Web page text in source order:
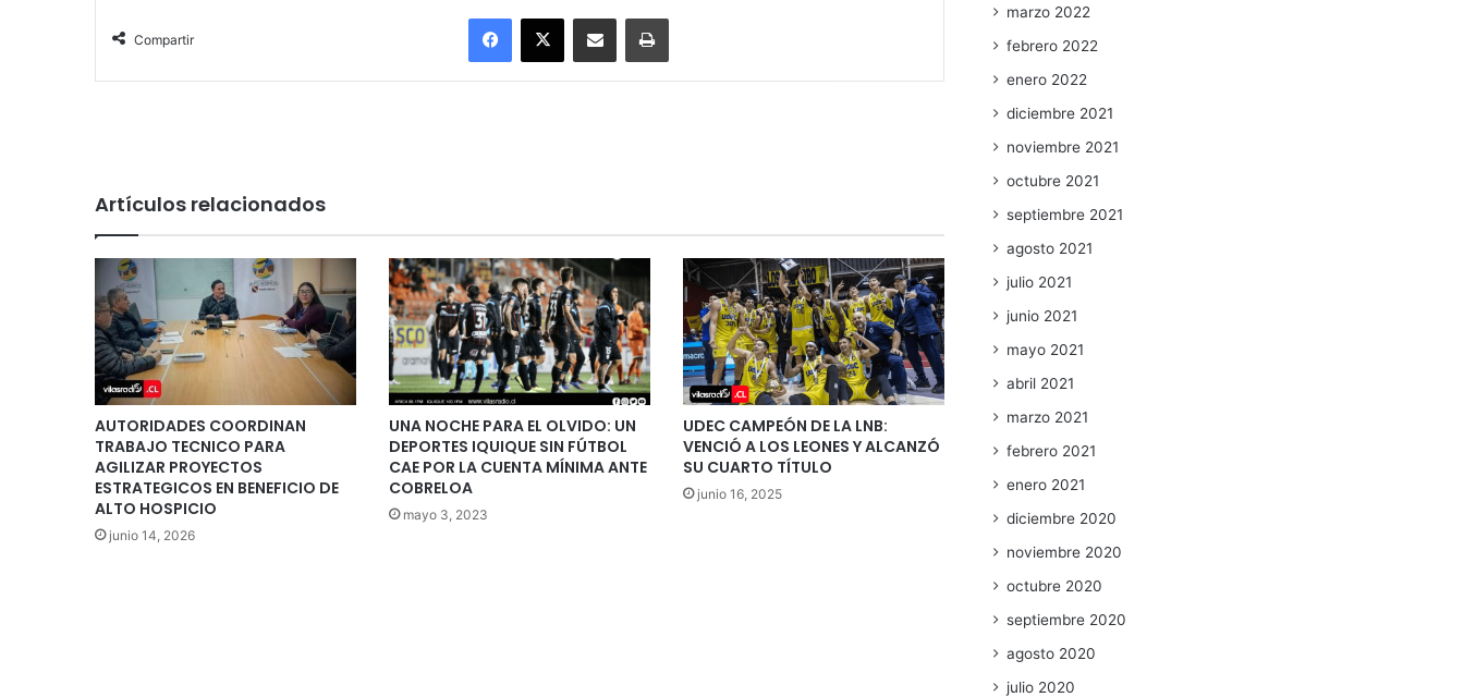
Compartir
Facebook
X Enviar vía email Imprimir
Artículos relacionados
AUTORIDADES COORDINAN
TRABAJO TECNICO PARA
AGILIZAR PROYECTOS
ESTRATEGICOS EN BENEFICIO DE
ALTO HOSPICIO
junio 14, 2026
UNA NOCHE PARA EL OLVIDO: UN
DEPORTES IQUIQUE SIN FÚTBOL
CAE POR LA CUENTA MÍNIMA ANTE
COBRELOA
mayo 3, 2023
UDEC CAMPEÓN DE LA LNB:
VENCIÓ A LOS LEONES Y ALCANZÓ
SU CUARTO TÍTULO
junio 16, 2025
marzo 2022
febrero 2022
enero 2022
diciembre 2021
noviembre 2021
octubre 2021
septiembre 2021
agosto 2021
julio 2021
junio 2021
mayo 2021
abril 2021
marzo 2021
febrero 2021
enero 2021
diciembre 2020
noviembre 2020
octubre 2020
septiembre 2020
agosto 2020
julio 2020